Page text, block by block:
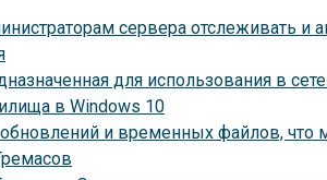
сервера отслеживать и
для использования в
в Windows 10
и временных файлов, что